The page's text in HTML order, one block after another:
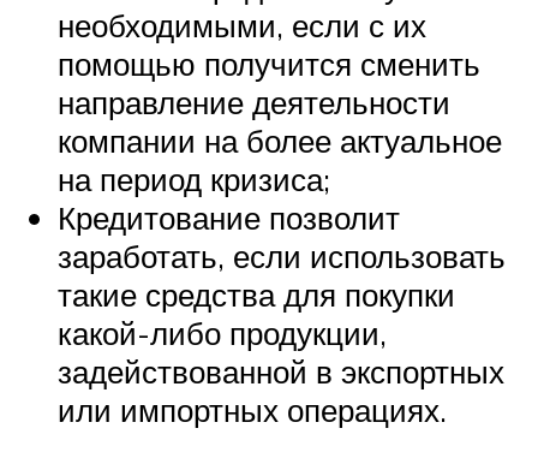
необходимыми, если с их
помощью получится сменить
направление деятельности
компании на более актуальное
на период кризиса;
Кредитование позволит
заработать, если использовать
такие средства для покупки
какой-либо продукции,
задействованной в экспортных
или импортных операциях.